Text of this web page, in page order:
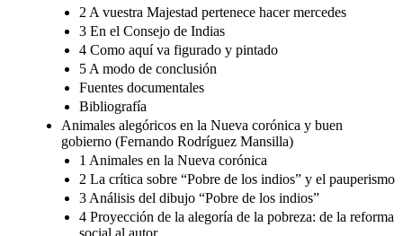
2 A vuestra Majestad pertenece hacer mercedes
3 En el Consejo de Indias
4 Como aquí va figurado y pintado
5 A modo de conclusión
Fuentes documentales
Bibliografía
Animales alegóricos en la Nueva corónica y buen
gobierno (Fernando Rodríguez Mansilla)
1 Animales en la Nueva corónica
2 La crítica sobre “Pobre de los indios” y el pauperismo
3 Análisis del dibujo “Pobre de los indios”
4 Proyección de la alegoría de la pobreza: de la reforma
social al autor